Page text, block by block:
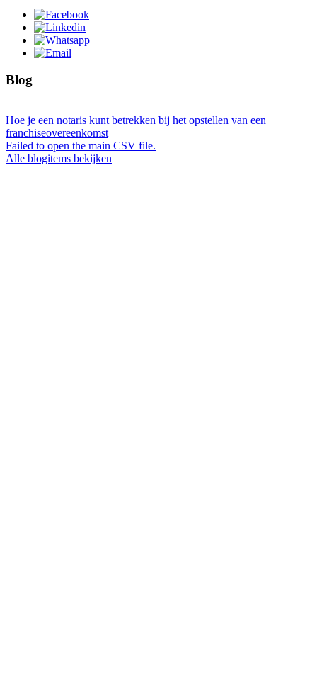
Blog
Hoe je een notaris kunt betrekken bij het opstellen van een
franchiseovereenkomst
Failed to open the main CSV file.
Alle blogitems bekijken